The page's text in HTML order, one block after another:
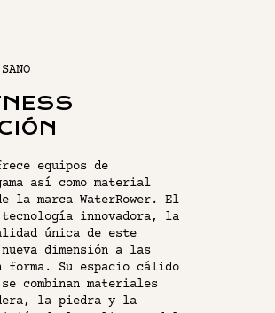
equipos de
así como material
la marca WaterRower. El
innovadora, la
única de este
dimensión a las
forma. Su espacio cálido
combinan materiales
la piedra y la